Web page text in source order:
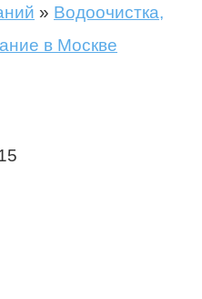
» Водоочистка,
в Москве